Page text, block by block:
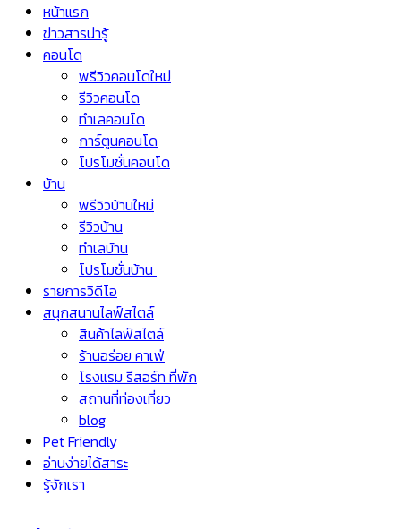
หน้าแรก
ข่าวสารน่ารู้
คอนโด
พรีวิวคอนโดใหม่
รีวิวคอนโด
ทำเลคอนโด
การ์ตูนคอนโด
โปรโมชั่นคอนโด
บ้าน
พรีวิวบ้านใหม่
รีวิวบ้าน
ทำเลบ้าน
โปรโมชั่นบ้าน
รายการวิดีโอ
สนุกสนานไลฟ์สไตล์
สินค้าไลฟ์สไตล์
ร้านอร่อย คาเฟ่
โรงแรม รีสอร์ท ที่พัก
สถานที่ท่องเที่ยว
blog
Pet Friendly
อ่านง่ายได้สาระ
รู้จักเรา